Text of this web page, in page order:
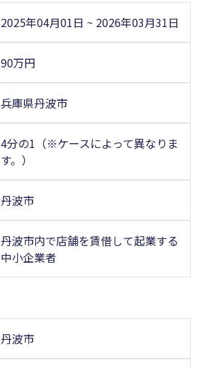
2025年04月01日 ~ 2026年03月31日
90万円
兵庫県丹波市
4分の1（※ケースによって異なりま
す。）
丹波市
丹波市内で店舗を賃借して起業する
中小企業者
丹波市